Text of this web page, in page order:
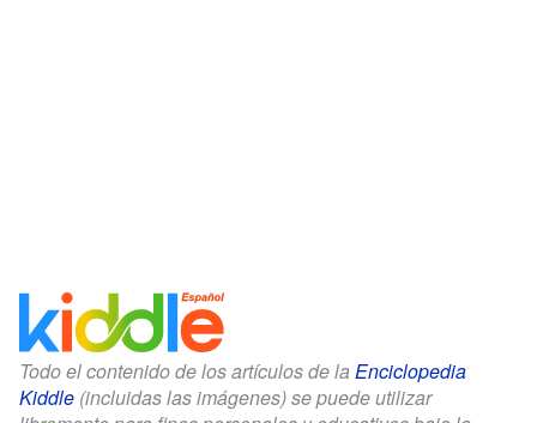
Todo el contenido de los artículos de la Enciclopedia
Kiddle (incluidas las imágenes) se puede utilizar